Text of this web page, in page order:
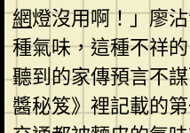
網燈沒用啊！」廖
種氣味，這種不祥
聽到的家傳預言不
醬秘笈》裡記載的